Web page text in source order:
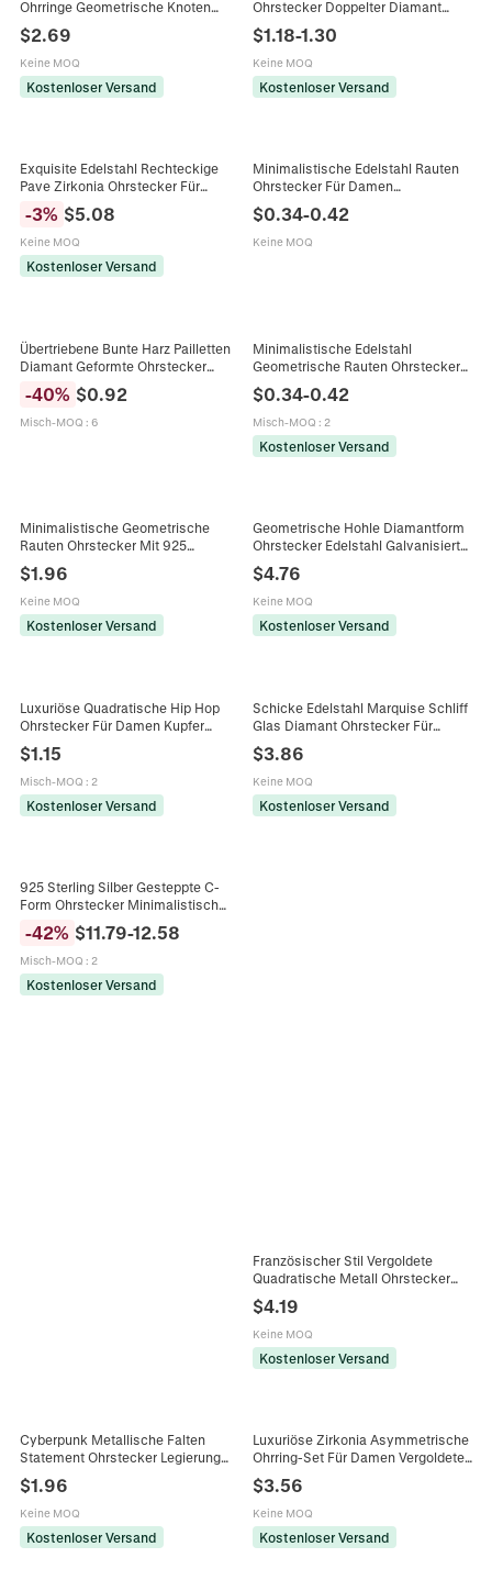
Ohrringe Geometrische Knoten
Diamant Textur Stecker Frauen
Wasserfest Hypoallergen
$2.69
Keine MOQ
Kostenloser Versand
Ohrstecker Doppelter Diamant
Hängender Knorpel Piercing
Ohrknochen Stecker Für Damen
Mädchen Schmuck
$1.18-1.30
Keine MOQ
Kostenloser Versand
Exquisite Edelstahl Rechteckige
Pave Zirkonia Ohrstecker Für
Damen Leichter Luxus
Geometrische Rautenmuster
Schmuck
-3% $5.08
Keine MOQ
Kostenloser Versand
Minimalistische Edelstahl Rauten
Ohrstecker Für Damen
Geometrisch Gezackte Dreifach
Diamantform Tägliche Mode
Accessoires Schmuck
$0.34-0.42
Keine MOQ
Übertriebene Bunte Harz Pailletten
Diamant Geformte Ohrstecker
Legierung Basis Geometrische
Fünfeck Glitzer Große Ohrringe Für
Damen Party
-40% $0.92
Misch-MOQ : 6
Minimalistische Edelstahl
Geometrische Rauten Ohrstecker
Für Damen Punk Verbundene
Diamantform Ohrringe Schmuck
$0.34-0.42
Misch-MOQ : 2
Kostenloser Versand
Minimalistische Geometrische
Rauten Ohrstecker Mit 925
Sterlingsilber Stift Metall Fransen
Quasten Ohrringe Für Damen
Schmuck
$1.96
Keine MOQ
Kostenloser Versand
Geometrische Hohle Diamantform
Ohrstecker Edelstahl Galvanisiert
Retro 3D Polygon Gold Ohrringe Für
Damen Mode Schmuck Geschenk
$4.76
Keine MOQ
Kostenloser Versand
Luxuriöse Quadratische Hip Hop
Ohrstecker Für Damen Kupfer
Gold Silber Galvanisiert Party
Schmuck
$1.15
Misch-MOQ : 2
Kostenloser Versand
Schicke Edelstahl Marquise Schliff
Glas Diamant Ohrstecker Für
Verblassende Gold Stahl Farbe
Creolen Schmuck
$3.86
Keine MOQ
Kostenloser Versand
925 Sterling Silber Gesteppte C-
Form Ohrstecker Minimalistisch
Geometrisch Rautenmuster Gold
Silber Plattiert Elegante Ohrringe
Für Damen Schmuck
-42% $11.79-12.58
Misch-MOQ : 2
Kostenloser Versand
Französischer Stil Vergoldete
Quadratische Metall Ohrstecker
Textur Minimalistischer Schmuck
Für Damen Elegantes Accessoire
$4.19
Keine MOQ
Kostenloser Versand
Cyberpunk Metallische Falten
Statement Ohrstecker Legierung
Glasdiamant Eingelegter Schmuck
Für Damen Party Rosa Blau Mode
$1.96
Keine MOQ
Kostenloser Versand
Luxuriöse Zirkonia Asymmetrische
Ohrring-Set Für Damen Vergoldete
Kupfer Quadratische Diamant
Ohrstecker Nischendesign
Schmuck Geschenk
$3.56
Keine MOQ
Kostenloser Versand